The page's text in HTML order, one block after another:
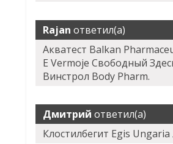
Rajan ответил(а)
Акватест Balkan
Е Vermoje Свободный
Винстрол Body Pharm.
Дмитрий ответил(а)
Клостилбегит Egis Ungaria